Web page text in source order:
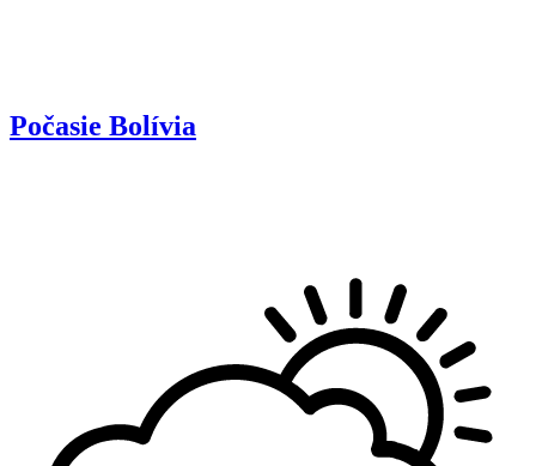
Počasie Bolívia